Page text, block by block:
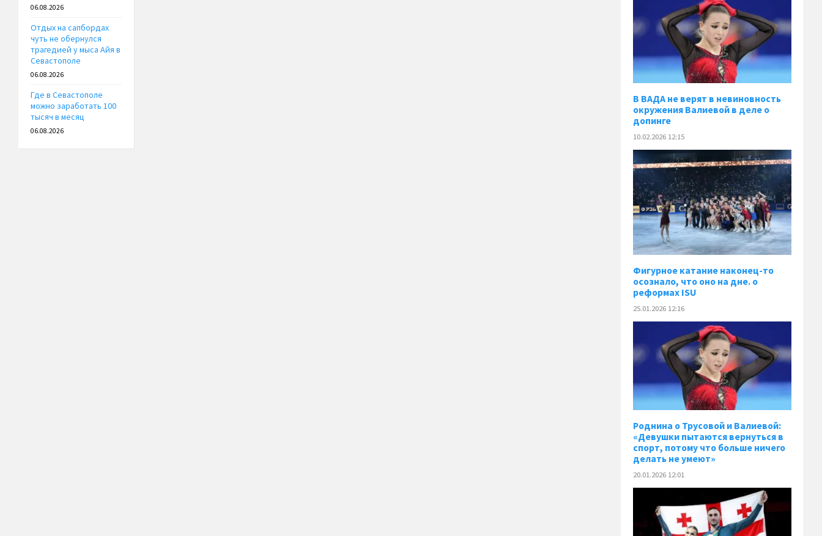
06.08.2026
Отдых на сапбордах
чуть не обернулся
трагедией у мыса Айя в
Севастополе
06.08.2026
Где в Севастополе
можно заработать 100
тысяч в месяц
06.08.2026
В ВАДА не верят в невиновность
окружения Валиевой в деле о
допинге
10.02.2026 12:15
Фигурное катание наконец-то
осознало, что оно на дне. о
реформах ISU
25.01.2026 12:16
Роднина о Трусовой и Валиевой:
«Девушки пытаются вернуться в
спорт, потому что больше ничего
делать не умеют»
20.01.2026 12:01